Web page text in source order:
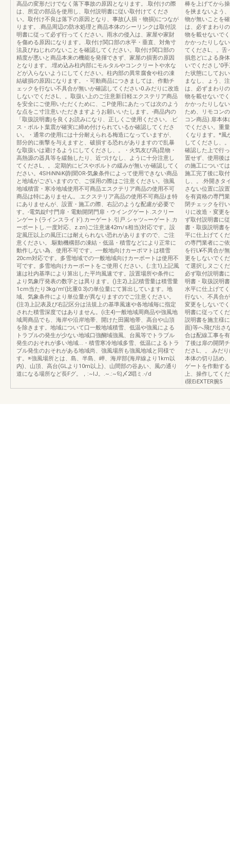
高品の変形だけでなく落下事故の原因となります。.取付けの際
は、所定の部品を使用し、取付説明書に従い取付けてくださ
い。取付け不良は落下の原因となり、事故(人損・物損)につなが
ります。.商品周辺の防水処理と商品本体のシーリンクは取付説
明書に従って必ず行ってください。雨水の侵入は、家屋や家財
を傷める原因になります。.取付け関口部の水平・垂直、対角寸
法及びねじれのないことを確認してください。取付け関口部の
精度が悪いと商品本来の機能を発揮できず、家屋の損害の原因
となります。.埋め込み柱内部にモルタルやコンクリー卜や水な
どが入らないようにしてください。柱内部の異常腐食や柱の凍
結破損の原因になります。・可動商品につきましては、作動チ
ェックを行ない不具合が無いか確認してください0.みだりに改造
しないでくださL、。取扱い上のご注意新日軽エクステリア商品
を安全にご使用いただくために、こP使用にあたっては次のよう
な点をこ寸注意いただきますようお願いいたします。-商品内の
「取扱説明書jを良くお読みになり、正しくご使用ください。.ビ
ス・ボルト葉震が確実に締め付けられているか確認してくださ
い。・通常の使用には十分耐えられる梅造になっていますが、
部分的に衝撃を与えますと、破損する恐れがありますので乱暴
な取扱いは避けるようにしてくださし、。・火気友ぴ高j昆物・
高熱源の器具等を緩蝕したり、近づけなし、ように十分注意し
てくださL、。.定期的にビスやボルトの緩みが無いか確認してく
ださい。4SHiNNiK{削聞OR-気象条件によって使用できない商品
と地域がございますので、ご採用の際はご注意ください。強風
地域積雷・寒冷地域使用不可商品エスクテリア商品の使用不可
商品は特にありません。.エクステリア高品の使用不可商品iま特
にありませんが、設置・施工の際、右記のような配慮が必要で
す。-電気錠f寸門扉・電動開閉門扉・ウイングゲート.スクリー
ンゲート(ラインスライド).カーゲート.引戸.シャツ~ーゲート.カ
ーポートし.一度対応、z.zn)ご注意速42m/s相当)対応です。設
定風圧以上の風圧には耐えられない恐れがありますので、ご注
意ください。.駆動機構部の凍結・低温・積雪などにより正常に
動作しない為、使用不可です。-一般地向けカーポマトは積雪
20cm対応です。多雪地域での一般地域向けカーポートは使用不
可です。多雪地向けカーポートをご使用ください。(;:主1)上記風
速は社内基準により算出した平均風速です。設置場所や条件に
より気象庁発表の数字とは異ります。()主2)上記積雪量は積雪量
1cm当たり3kg/m'(比重0.3)の単位量にて算出しています。地
域、気象条件により単位量が異なりますのでご注意ください。
(注3)上記表及び右記区分は法規上の基準風速や各地域毎に指定
された積雪深度ではありません。(i主4)一般地域周商品や強風地
域周商品でも、海岸や沿岸地帯、開けた田園地帯、高台や山頂
を除きます。地域について口一般地域積雪、低温や強風による
トラブルの発生が少ない地域口強醐域強風、台風等でトラブル
発生のおそれが多い地域...・積雪寒冷地域多雪、低温によるトラ
ブル発生のおそれがある地域尚、強風場所も強風地域と同様で
す。※強風場所とは、島、半島、岬、海岸部(海岸線より1km以
内)、山頂、高台(GLより10m以上)、山間部の谷あい、風の通り
道になる場所など長Fグ。，:~IJ。.~.:~匂〆2唱ミ.-/d
棒を上げてから
を挟まないよう
物が無いことを
は、必すまわり
物を載せないで
かかったりしな
てくださL、。舌
損忽どによる身
いでくださし'0
た状態にしてお
まなし、ょう、
は、必ずまわり
物を載せないで
かかったりしな
ため、リモコン
コン商品).扉本
でください。重
くなります。*風
してくださし、
確認した上で行
置せず、使用後
の施工について
施工完了後に取
し、。.外開きタ
さない位置に設
を有資格の専門
閉チェックを行
りに改造・変更
ず取付説明書に
書・取扱説明書
平に仕上げてく
の専門業者にご
を行L¥不異合が
更をしないでく
て選択しヌごく
必ず取付説明書
明書・取扱説明
水平に仕上げて
行ない、不具合
変更をしないで
明書に従ってく
説明書を施主様
面)等へ飛び出さ
合は配線工事を
了後は扉の開閉
ださL、。.みだ
本体の切り詰め
ゲートを作動す
上、操作してく
i限EiEXTER腕5